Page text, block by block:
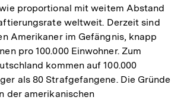
proportional mit weitem Abstand
weltweit. Derzeit sind
Amerikaner im Gefängnis, knapp
pro 100.000 Einwohner. Zum
kommen auf 100.000
als 80 Strafgefangene. Die Gründe
der amerikanischen